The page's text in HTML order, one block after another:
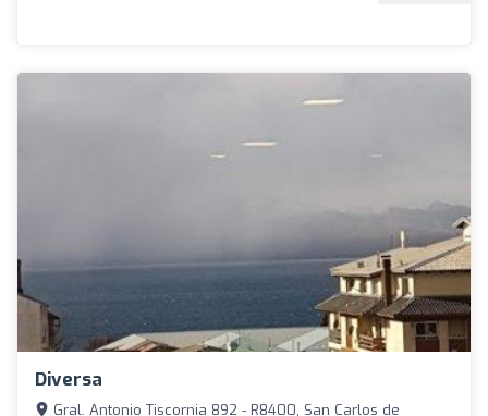
Diversa
Gral. Antonio Tiscornia 892 - R8400, San Carlos de